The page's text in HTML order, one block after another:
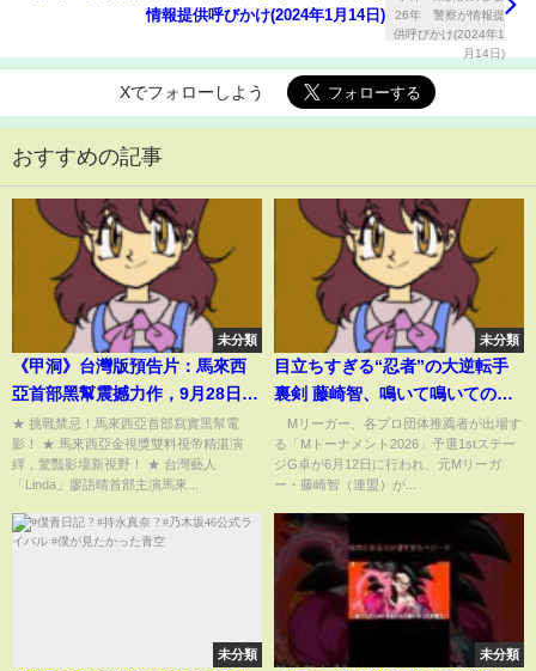
情報提供呼びかけ(2024年1月14日)
Xでフォローしよう
おすすめの記事
未分類
《甲洞》台灣版預告片：馬來西
亞首部黑幫震撼力作，9月28日永
不回頭！
★ 挑戰禁忌！馬來西亞首部寫實黑幫電
影！ ★ 馬來西亞金視獎雙料視帝精湛演
繹，驚豔影壇新視野！ ★ 台灣藝人
「Linda」廖語晴首部主演馬來...
未分類
目立ちすぎる“忍者”の大逆転手
裏剣 藤崎智、鳴いて鳴いての跳
満の破壊力がすごすぎた「派手
な忍者」「鬼すぎる」(ABEMA
TIMES)
Mリーガー、各プロ団体推薦者が出場す
る「Mトーナメント2026」予選1stステー
ジG卓が6月12日に行われ、元Mリーガ
ー・藤崎智（連盟）が...
未分類 未分類